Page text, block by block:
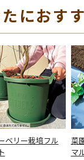
におす
ベリー栽培フル
菜
マ